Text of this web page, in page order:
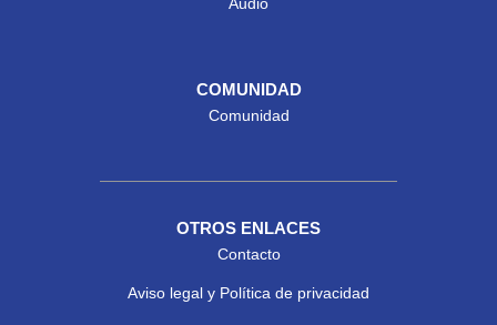
COMUNIDAD
Comunidad
OTROS ENLACES
Contacto
Aviso legal y Política de privacidad